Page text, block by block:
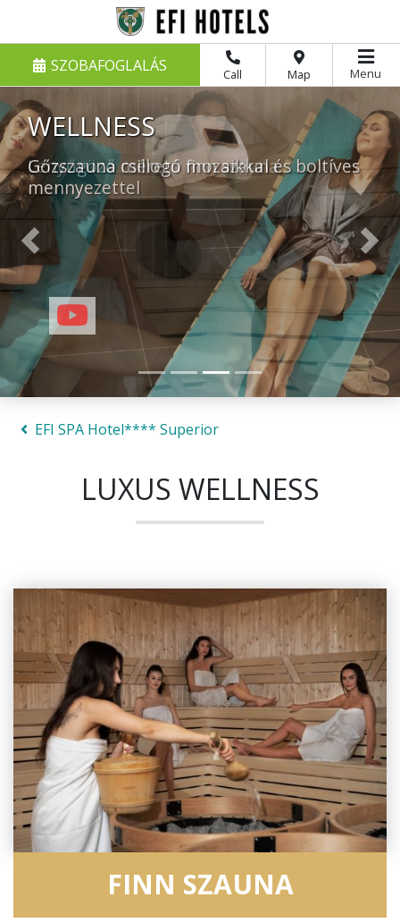
Call Map
SZOBAFOGLALÁS Menu
WELLNESS
Gőzszauna csillogó mozaikkal és boltíves
mennyezettel
Previous Next
EFI SPA Hotel**** Superior
LUXUS WELLNESS
FINN SZAUNA